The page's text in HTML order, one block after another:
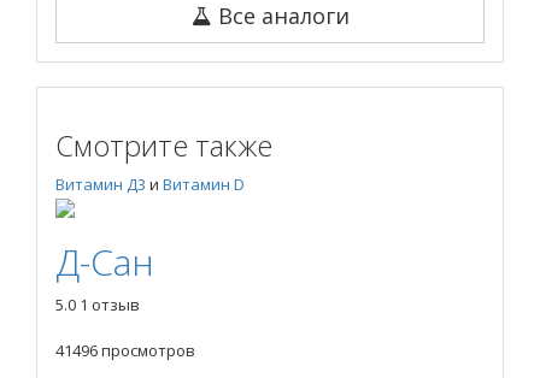
Все аналоги
Смотрите также
Витамин Д3 и Витамин D
Д-Сан
5.0 1 отзыв
41496 просмотров